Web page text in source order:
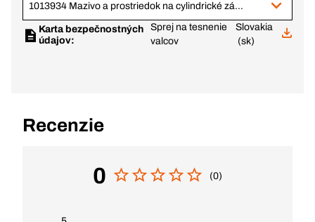
1013934 Mazivo a prostriedok na cylindrické zámky Ceramics, 50 ml sprej
Karta bezpečnostných
údajov:
Sprej na tesnenie
valcov
Slovakia
(sk)
Recenzie
0 (0)